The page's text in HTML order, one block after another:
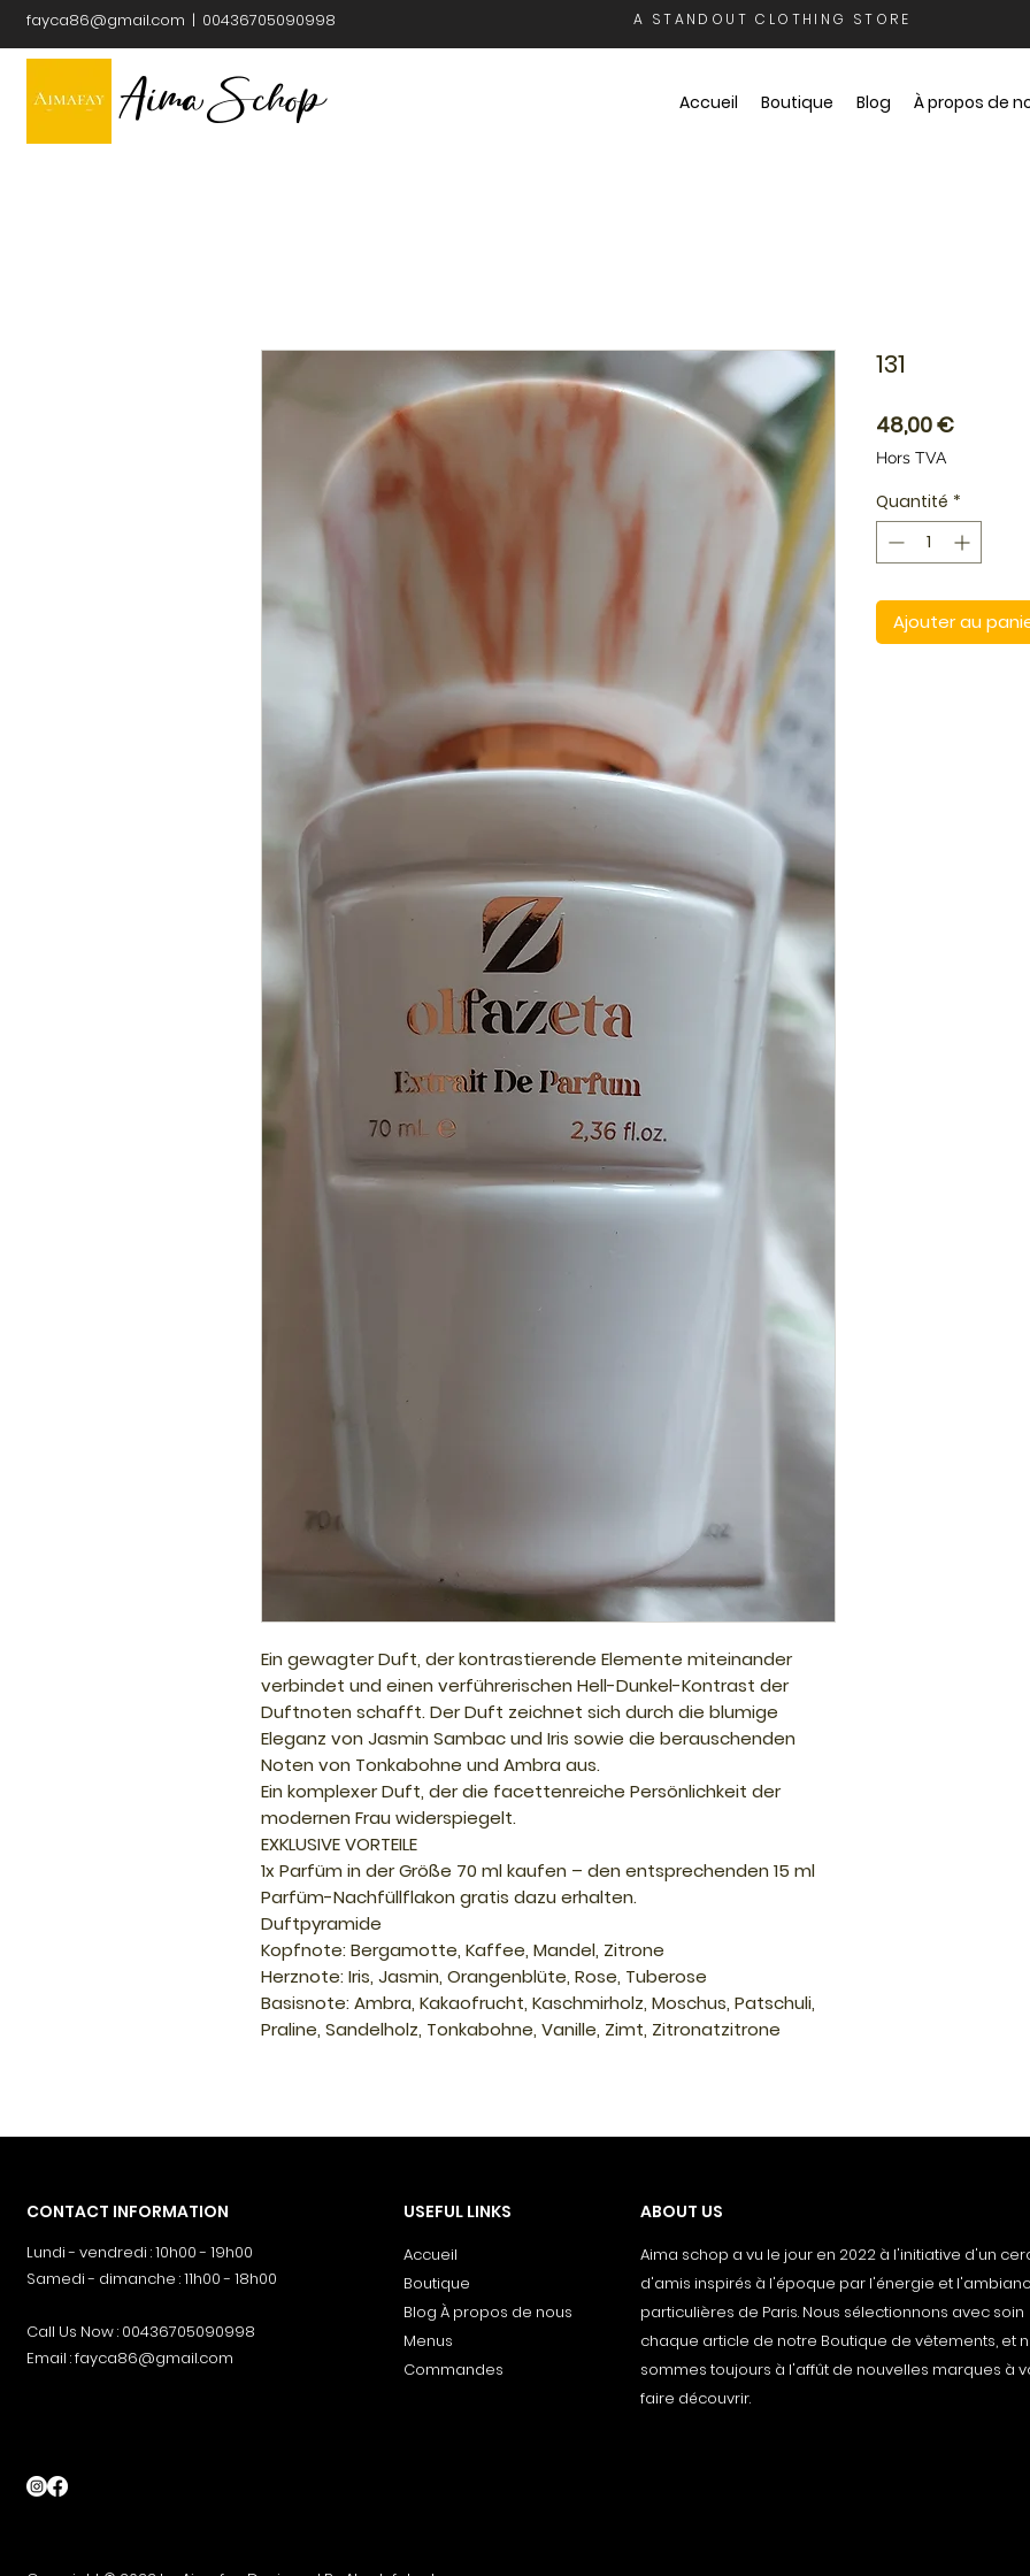
fayca86@gmail.com | 00436705090998 A STANDOUT CLOTHING STORE
Aima Schop Accueil Boutique Blog À propos de
Ein gewagter Duft, der kontrastierende Elemente miteinander
verbindet und einen verführerischen Hell-Dunkel-Kontrast der
Duftnoten schafft. Der Duft zeichnet sich durch die blumige
Eleganz von Jasmin Sambac und Iris sowie die berauschenden
Noten von Tonkabohne und Ambra aus.
Ein komplexer Duft, der die facettenreiche Persönlichkeit der
modernen Frau widerspiegelt.
EXKLUSIVE VORTEILE
1x Parfüm in der Größe 70 ml kaufen – den entsprechenden 15 ml
Parfüm-Nachfüllflakon gratis dazu erhalten.
Duftpyramide
Kopfnote: Bergamotte, Kaffee, Mandel, Zitrone
Herznote: Iris, Jasmin, Orangenblüte, Rose, Tuberose
Basisnote: Ambra, Kakaofrucht, Kaschmirholz, Moschus, Patschuli,
Praline, Sandelholz, Tonkabohne, Vanille, Zimt, Zitronatzitrone
131
48,00 €Prix
Hors TVA
Quantité *
Ajouter au
CONTACT INFORMATION
Lundi - vendredi : 10h00 - 19h00
Samedi - dimanche : 11h00 - 18h00
Call Us Now : 00436705090998
Email :fayca86@gmail.com
USEFUL LINKS
Accueil
Boutique
Blog À propos de nous
Menus
Commandes
ABOUT US
Aima schop a vu le jour en 2022 à l'initiative d'un
d'amis inspirés à l'époque par l'énergie et
particulières de Paris. Nous sélectionnons avec soin
chaque article de notre Boutique de vêtements, et
sommes toujours à l'affût de nouvelles marques à
faire découvrir.